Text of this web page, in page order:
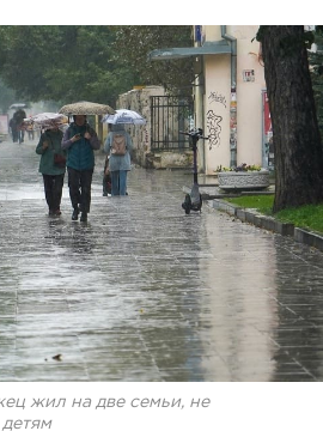
жил на две семьи, не